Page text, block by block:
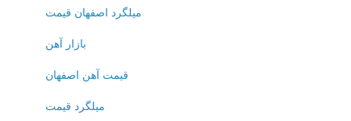
میلگرد اصفهان قیمت
بازار آهن
قیمت آهن اصفهان
ميلگرد قيمت